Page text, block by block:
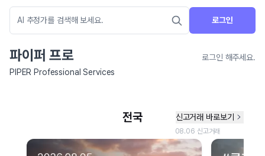
로그인
파이퍼 프로
로그인 해주세요.
PIPER Professional Services